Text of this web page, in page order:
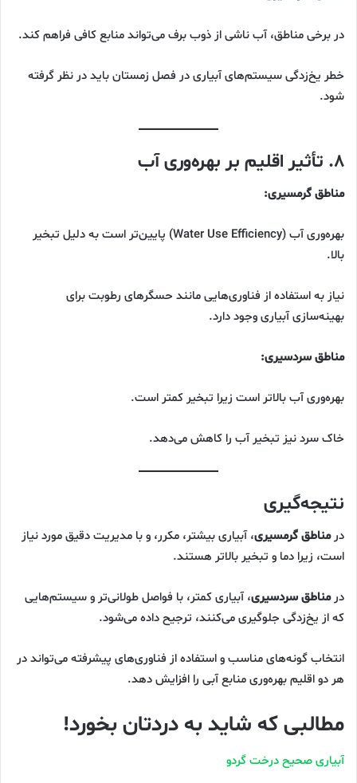
در برخی مناطق، آب ناشی از ذوب برف می‌تواند منابع کافی فراهم کند.
خطر یخ‌زدگی سیستم‌های آبیاری در فصل زمستان باید در نظر گرفته
شود.
۸. تأثیر اقلیم بر بهره‌وری آب
مناطق گرمسیری:
بهره‌وری آب (Water Use Efficiency) پایین‌تر است به دلیل تبخیر
بالا.
نیاز به استفاده از فناوری‌هایی مانند حسگرهای رطوبت برای
بهینه‌سازی آبیاری وجود دارد.
مناطق سردسیری:
بهره‌وری آب بالاتر است زیرا تبخیر کمتر است.
خاک سرد نیز تبخیر آب را کاهش می‌دهد.
نتیجه‌گیری
درمناطق گرمسیری، آبیاری بیشتر، مکرر، و با مدیریت دقیق مورد نیاز
است، زیرا دما و تبخیر بالاتر هستند.
درمناطق سردسیری، آبیاری کمتر، با فواصل طولانی‌تر و سیستم‌هایی
که از یخ‌زدگی جلوگیری می‌کنند، ترجیح داده می‌شود.
انتخاب گونه‌های مناسب و استفاده از فناوری‌های پیشرفته می‌تواند در
هر دو اقلیم بهره‌وری منابع آبی را افزایش دهد.
مطالبی که شاید به دردتان بخورد!
آبیاری صحیح درخت گردو